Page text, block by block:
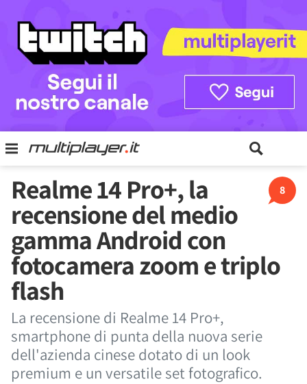
8
Realme 14 Pro+, la
recensione del medio
gamma Android con
fotocamera zoom e triplo
flash
La recensione di Realme 14 Pro+,
smartphone di punta della nuova serie
dell'azienda cinese dotato di un look
premium e un versatile set fotografico.